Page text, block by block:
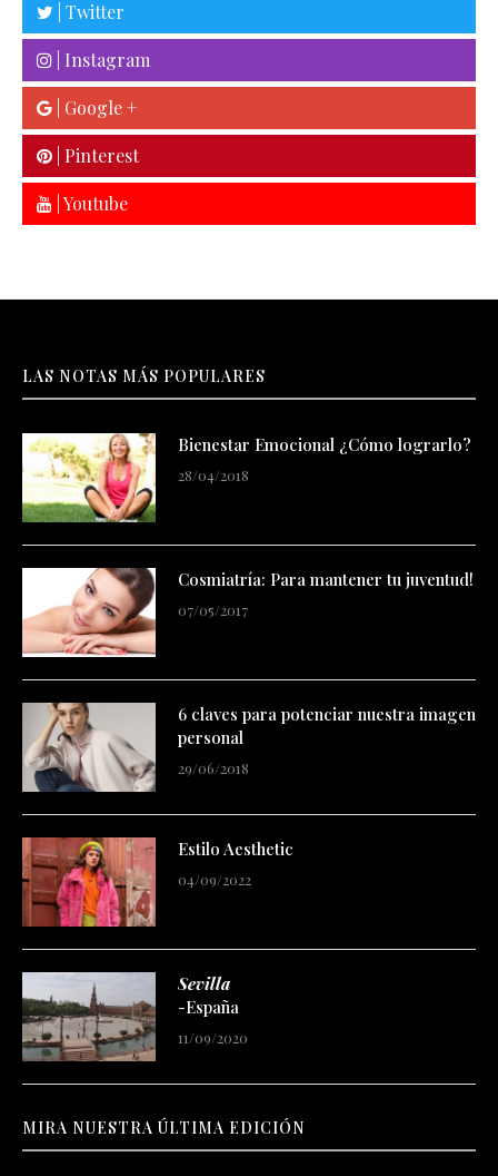
| Twitter
| Instagram
| Google +
| Pinterest
| Youtube
LAS NOTAS MÁS POPULARES
Bienestar Emocional ¿Cómo lograrlo?
28/04/2018
Cosmiatría: Para mantener tu juventud!
07/05/2017
6 claves para potenciar nuestra imagen
personal
29/06/2018
Estilo Aesthetic
04/09/2022
Sevilla
-España
11/09/2020
MIRA NUESTRA ÚLTIMA EDICIÓN